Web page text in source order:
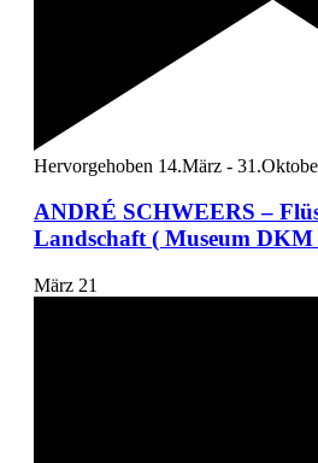
Hervorgehoben 14.März -
ANDRÉ SCHWEERS –
Landschaft ( Museum DKM
März 21